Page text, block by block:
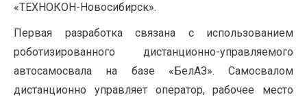
«ТЕХНОКОН-Новосибирск».
Первая разработка связана с использованием
роботизированного дистанционно-управляемого
автосамосвала на базе «БелАЗ». Самосвалом
дистанционно управляет оператор, рабочее место